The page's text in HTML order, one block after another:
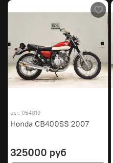
арт. 054819
Honda CB400SS 2007
325000 руб